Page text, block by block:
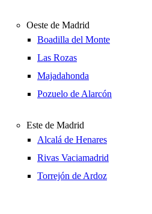
Oeste de Madrid
Boadilla del Monte
Las Rozas
Majadahonda
Pozuelo de Alarcón
Este de Madrid
Alcalá de Henares
Rivas Vaciamadrid
Torrejón de Ardoz